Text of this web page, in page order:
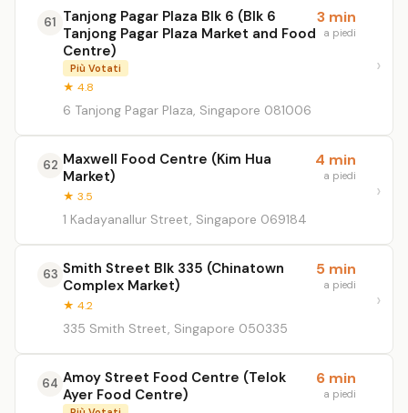
61 Tanjong Pagar Plaza Blk 6 (Blk 6
Tanjong Pagar Plaza Market and Food
Centre)
Più Votati
★ 4.8
6 Tanjong Pagar Plaza, Singapore 081006
3 min
a piedi
62 Maxwell Food Centre (Kim Hua
Market)
★ 3.5
1 Kadayanallur Street, Singapore 069184
4 min
a piedi
63 Smith Street Blk 335 (Chinatown
Complex Market)
★ 4.2
335 Smith Street, Singapore 050335
5 min
a piedi
64 Amoy Street Food Centre (Telok
Ayer Food Centre)
6 min
a piedi